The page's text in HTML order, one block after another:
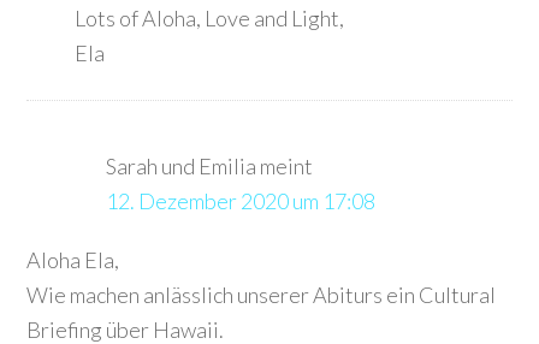
Lots of Aloha, Love and Light,
Ela
Sarah und Emilia meint
12. Dezember 2020 um 17:08
Aloha Ela,
Wie machen anlässlich unserer Abiturs ein Cultural
Briefing über Hawaii.